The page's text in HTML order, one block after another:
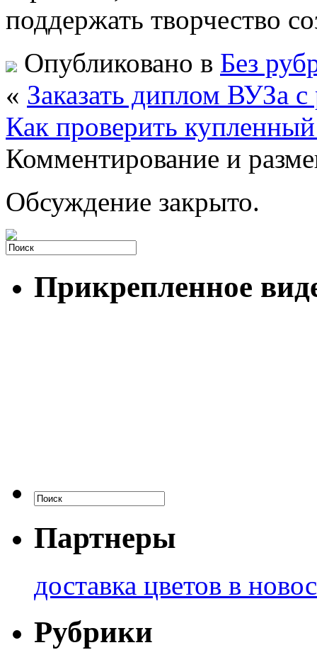
поддержать творчество
Опубликовано в Без
« Заказать диплом ВУЗа
Как проверить
Комментирование и
Обсуждение закрыто.
Прикрепленное
Партнеры
доставка цветов в
Рубрики